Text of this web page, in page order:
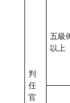
判
任
官
五級
以上